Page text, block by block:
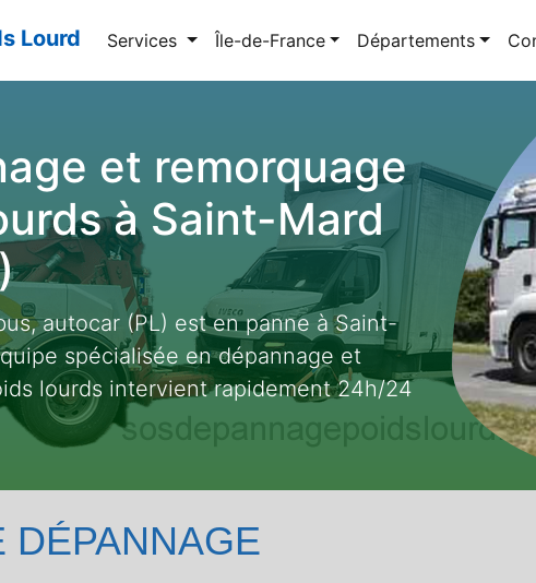
Lourd Services Île-de-France Départements
et remorquage
à Saint-Mard
autocar (PL) est en panne à Saint-
spécialisée en dépannage et
lourds intervient rapidement 24h/24
DÉPANNAGE